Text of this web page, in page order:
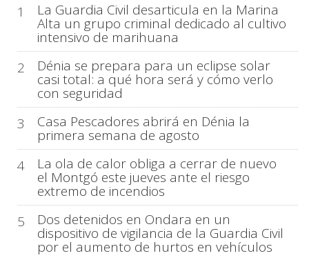
1 La Guardia Civil desarticula en la Marina
Alta un grupo criminal dedicado al cultivo
intensivo de marihuana
2
Dénia se prepara para un eclipse solar
casi total: a qué hora será y cómo verlo
con seguridad
3
Casa Pescadores abrirá en Dénia la
primera semana de agosto
4
La ola de calor obliga a cerrar de nuevo
el Montgó este jueves ante el riesgo
extremo de incendios
5
Dos detenidos en Ondara en un
dispositivo de vigilancia de la Guardia Civil
por el aumento de hurtos en vehículos